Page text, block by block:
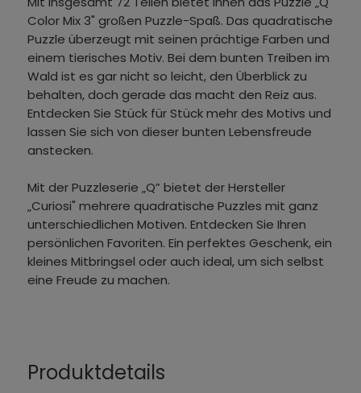
Color Mix 3" großen Puzzle-Spaß. Das quadratische
Puzzle überzeugt mit seinen prächtige Farben und
einem tierisches Motiv. Bei dem bunten Treiben im
Wald ist es gar nicht so leicht, den Überblick zu
behalten, doch gerade das macht den Reiz aus.
Entdecken Sie Stück für Stück mehr des Motivs und
lassen Sie sich von dieser bunten Lebensfreude
anstecken.
Mit der Puzzleserie „Q” bietet der Hersteller
„Curiosi" mehrere quadratische Puzzles mit ganz
unterschiedlichen Motiven. Entdecken Sie Ihren
persönlichen Favoriten. Ein perfektes Geschenk, ein
kleines Mitbringsel oder auch ideal, um sich selbst
eine Freude zu machen.
Produktdetails